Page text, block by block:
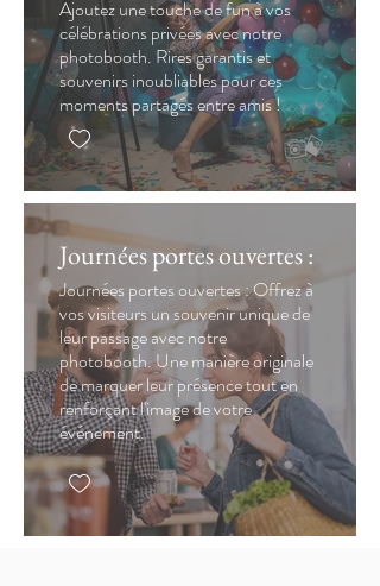
Ajoutez une touche de fun à vos
célébrations privées avec notre
photobooth. Rires garantis et
souvenirs inoubliables pour ces
moments partagés entre amis !
Journées portes ouvertes :
Journées portes ouvertes : Offrez à
vos visiteurs un souvenir unique de
leur passage avec notre
photobooth. Une manière originale
de marquer leur présence tout en
renforçant l'image de votre
événement.